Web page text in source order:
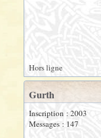
Hors ligne
Gurth
Inscription : 2003
Messages : 147